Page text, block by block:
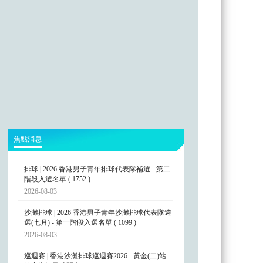
焦點消息
排球 | 2026 香港男子青年排球代表隊補選 - 第二
階段入選名單 ( 1752 )
2026-08-03
沙灘排球 | 2026 香港男子青年沙灘排球代表隊遴
選(七月) - 第一階段入選名單 ( 1099 )
2026-08-03
巡迴賽 | 香港沙灘排球巡迴賽2026 - 黃金(二)站 -